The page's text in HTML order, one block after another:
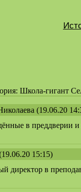
Школа-гигант
(19.06.20
в преддверии
15:15)
директор в